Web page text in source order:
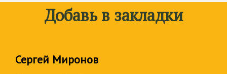
Добавь в закладки
Сергей Миронов